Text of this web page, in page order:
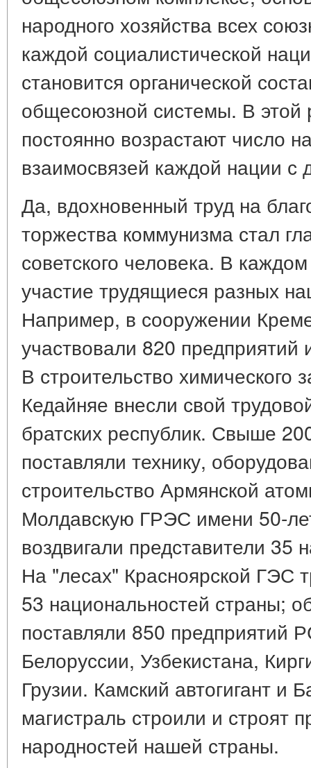
народного хозяйства всех
каждой социалистической
становится органической
общесоюзной системы. В
постоянно возрастают число
взаимосвязей каждой нации с
Да, вдохновенный труд на
торжества коммунизма стал
советского человека. В
участие трудящиеся разных
Например, в сооружении
участвовали 820 предприятий
В строительство химического
Кедайняе внесли свой
братских республик. Свыше
поставляли технику,
строительство Армянской
Молдавскую ГРЭС имени 50-
воздвигали представители 35
На "лесах" Красноярской ГЭС
53 национальностей страны;
поставляли 850 предприятий
Белоруссии, Узбекистана,
Грузии. Камский автогигант и
магистраль строили и строят
народностей нашей страны.